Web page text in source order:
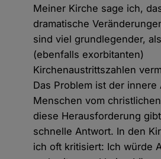
Meiner Kirche sage ich,
dramatische
sind viel grundlegender,
(ebenfalls exorbitanten)
Kirchenaustrittszahlen
Das Problem ist der
Menschen vom
diese Herausforderung
schnelle Antwort. In den
ich oft kritisiert: Ich würde